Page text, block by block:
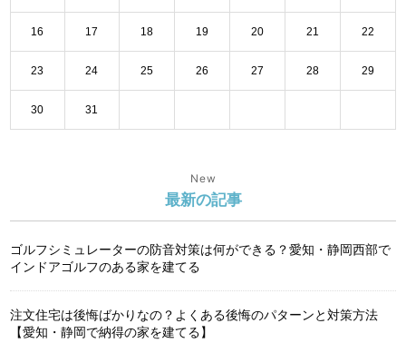
16 17 18 19 20 21 22
23 24 25 26 27 28 29
30 31
New
最新の記事
ゴルフシミュレーターの防音対策は何ができる？愛知・静岡西部で
インドアゴルフのある家を建てる
注文住宅は後悔ばかりなの？よくある後悔のパターンと対策方法
【愛知・静岡で納得の家を建てる】